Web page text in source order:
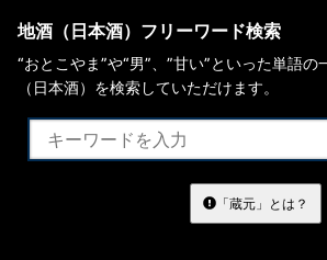
地酒（日本酒）フリーワード検索
“おとこやま”や“男”、”甘い”といった単語
（日本酒）を検索していただけます。
「蔵元」とは？